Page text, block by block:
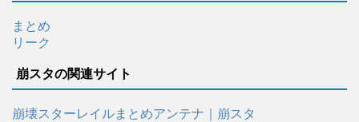
まとめ
リーク
崩スタの関連サイト
崩壊スターレイルまとめアンテナ｜崩スタ